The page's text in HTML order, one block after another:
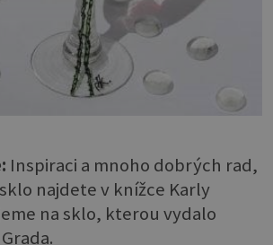
Inspiraci a mnoho dobrých rad,
najdete v knížce Karly
na sklo, kterou vydalo